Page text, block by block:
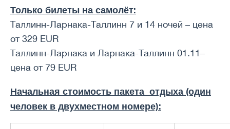
Только билеты на самолёт:
Таллинн-Ларнака-Таллинн 7 и 14 ночей – цена
от 329 EUR
Таллинн-Ларнака и Ларнака-Таллинн 01.11–
цена от 79 EUR
Начальная стоимость пакета отдыха (один
человек в двухместном номере):